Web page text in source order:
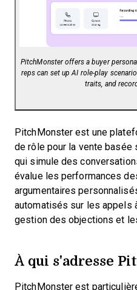
PitchMonster offers a buyer
reps can set up AI role-play
traits, and
PitchMonster est une
de rôle pour la vente
qui simule des
évalue les performances
argumentaires
automatisés sur les appels
gestion des objections et
À qui s'adresse
PitchMonster est